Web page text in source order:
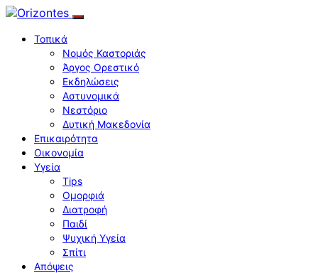
Τοπικά
Νομός Καστοριάς
Άργος Ορεστικό
Εκδηλώσεις
Αστυνομικά
Νεστόριο
Δυτική Μακεδονία
Επικαιρότητα
Οικονομία
Υγεία
Tips
Ομορφιά
Διατροφή
Παιδί
Ψυχική Υγεία
Σπίτι
Απόψεις